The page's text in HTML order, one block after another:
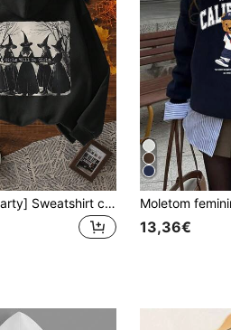
[Halloween Party] Sweatshirt casual larga para mulher, preta, de outono/inverno, com estampado de bruxa, forro térmico, quente, manga comprida, capuz e bolso
13,36€